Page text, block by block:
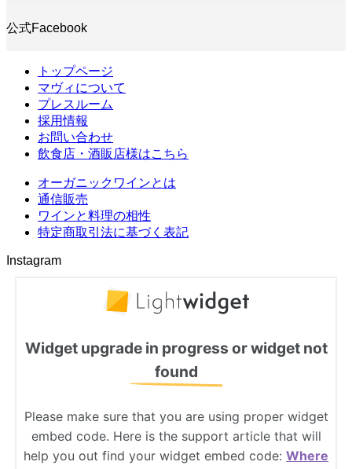
公式Facebook
トップページ
マヴィについて
プレスルーム
採用情報
お問い合わせ
飲食店・酒販店様はこちら
オーガニックワインとは
通信販売
ワインと料理の相性
特定商取引法に基づく表記
Instagram